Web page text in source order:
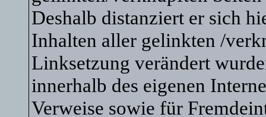
Deshalb distanziert er sich
Inhalten aller gelinkten /
Linksetzung verändert
innerhalb des eigenen
Verweise sowie für